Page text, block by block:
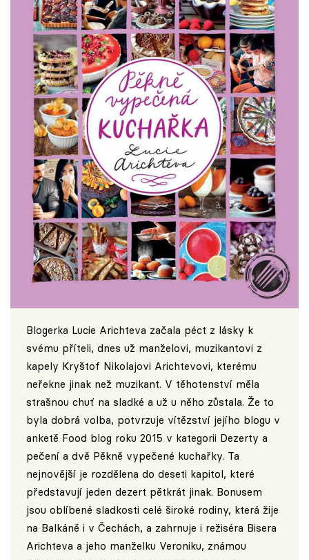
Blogerka Lucie Arichteva začala péct z lásky k
svému příteli, dnes už manželovi, muzikantovi z
kapely Kryštof Nikolajovi Arichtevovi, kterému
neřekne jinak než muzikant. V těhotenství měla
strašnou chuť na sladké a už u něho zůstala. Že to
byla dobrá volba, potvrzuje vítězství jejího blogu v
anketě Food blog roku 2015 v kategorii Dezerty a
pečení a dvě Pěkně vypečené kuchařky. Ta
nejnovější je rozdělena do deseti kapitol, které
představují jeden dezert pětkrát jinak. Bonusem
jsou oblíbené sladkosti celé široké rodiny, která žije
na Balkáně i v Čechách, a zahrnuje i režiséra Bisera
Arichteva a jeho manželku Veroniku, známou